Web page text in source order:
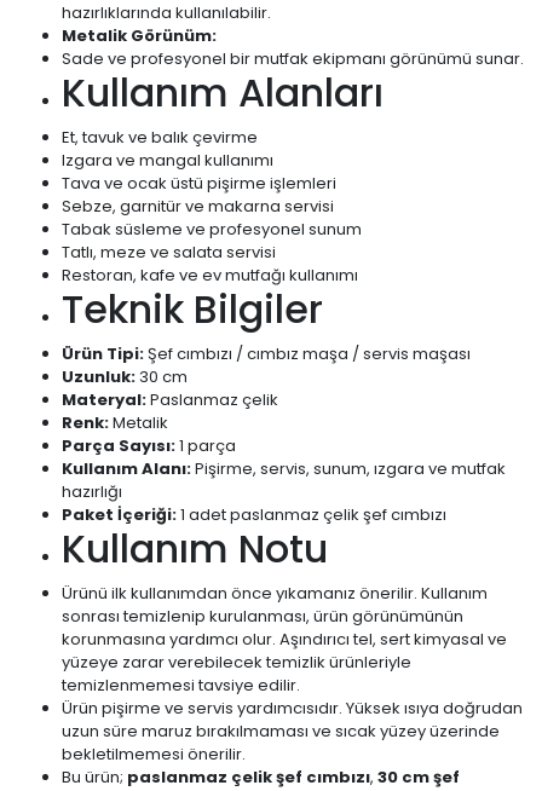
hazırlıklarında kullanılabilir.
Metalik Görünüm:
Sade ve profesyonel bir mutfak ekipmanı görünümü sunar.
Kullanım Alanları
Et, tavuk ve balık çevirme
Izgara ve mangal kullanımı
Tava ve ocak üstü pişirme işlemleri
Sebze, garnitür ve makarna servisi
Tabak süsleme ve profesyonel sunum
Tatlı, meze ve salata servisi
Restoran, kafe ve ev mutfağı kullanımı
Teknik Bilgiler
Ürün Tipi:Şef cımbızı / cımbız maşa / servis maşası
Uzunluk:30 cm
Materyal:Paslanmaz çelik
Renk:Metalik
Parça Sayısı:1 parça
Kullanım Alanı:Pişirme, servis, sunum, ızgara ve mutfak
hazırlığı
Paket İçeriği:1 adet paslanmaz çelik şef cımbızı
Kullanım Notu
Ürünü ilk kullanımdan önce yıkamanız önerilir. Kullanım
sonrası temizlenip kurulanması, ürün görünümünün
korunmasına yardımcı olur. Aşındırıcı tel, sert kimyasal ve
yüzeye zarar verebilecek temizlik ürünleriyle
temizlenmemesi tavsiye edilir.
Ürün pişirme ve servis yardımcısıdır. Yüksek ısıya doğrudan
uzun süre maruz bırakılmaması ve sıcak yüzey üzerinde
bekletilmemesi önerilir.
Bu ürün; paslanmaz çelik şef cımbızı, 30 cm şef